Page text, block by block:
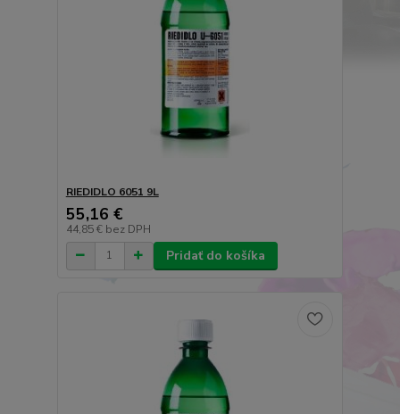
RIEDIDLO 6051 9L
55,16 €
44,85 € bez DPH
Pridať do košíka